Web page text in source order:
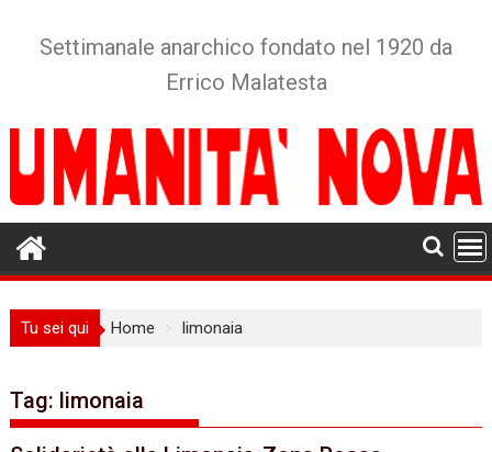
Settimanale anarchico fondato nel 1920 da
Errico Malatesta
Tu sei qui Home limonaia
Tag: limonaia